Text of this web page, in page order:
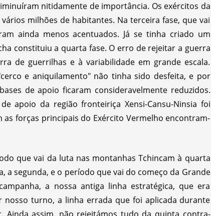
nitidamente de importância. Os exércitos da
milhões de habitantes. Na terceira fase, que vai
ainda menos acentuados. Já se tinha criado um
constituiu a quarta fase. O erro de rejeitar a guerra
de guerrilhas e à variabilidade em grande escala.
e aniquilamento" não tinha sido desfeita, e por
de apoio ficaram consideravelmente reduzidos.
apoio da região fronteiriça Xensi-Cansu-Ninsia foi
forças principais do Exército Vermelho encontram-
que vai da luta nas montanhas Tchincam à quarta
segunda, e o período que vai do começo da Grande
a nossa antiga linha estratégica, que era
turno, a linha errada que foi aplicada durante